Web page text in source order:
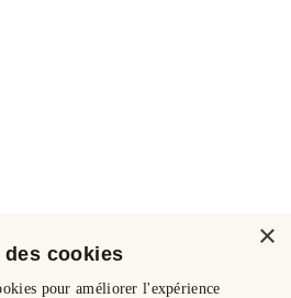
×
cookies
pour améliorer l'expérience